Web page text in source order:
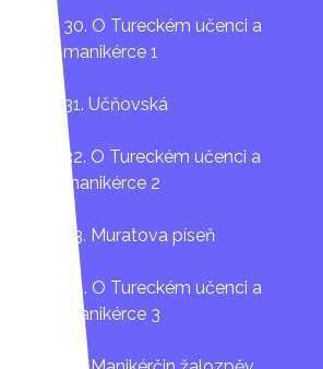
30. O Tureckém učenci a
manikérce 1
31. Učňovská
32. O Tureckém učenci a
manikérce 2
33. Muratova píseň
34. O Tureckém učenci a
manikérce 3